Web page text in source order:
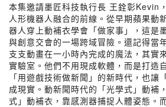
本集邀請墨匠科技執行長 王銓彰Kevin
人形機器人融合的前線。從早期蘋果動
器人穿上動補衣學會「做家事」，這是
與創意交會的一場跨域冒險。還記得當
支支動畫在一小時內完成的魔法，其實
實驗室。他們不用現成軟體，而是打造
「用遊戲技術做新聞」的新時代，也讓
成現實。動新聞時代的「光學式」動補
式」動補衣，靠感測器捕捉人體姿態。